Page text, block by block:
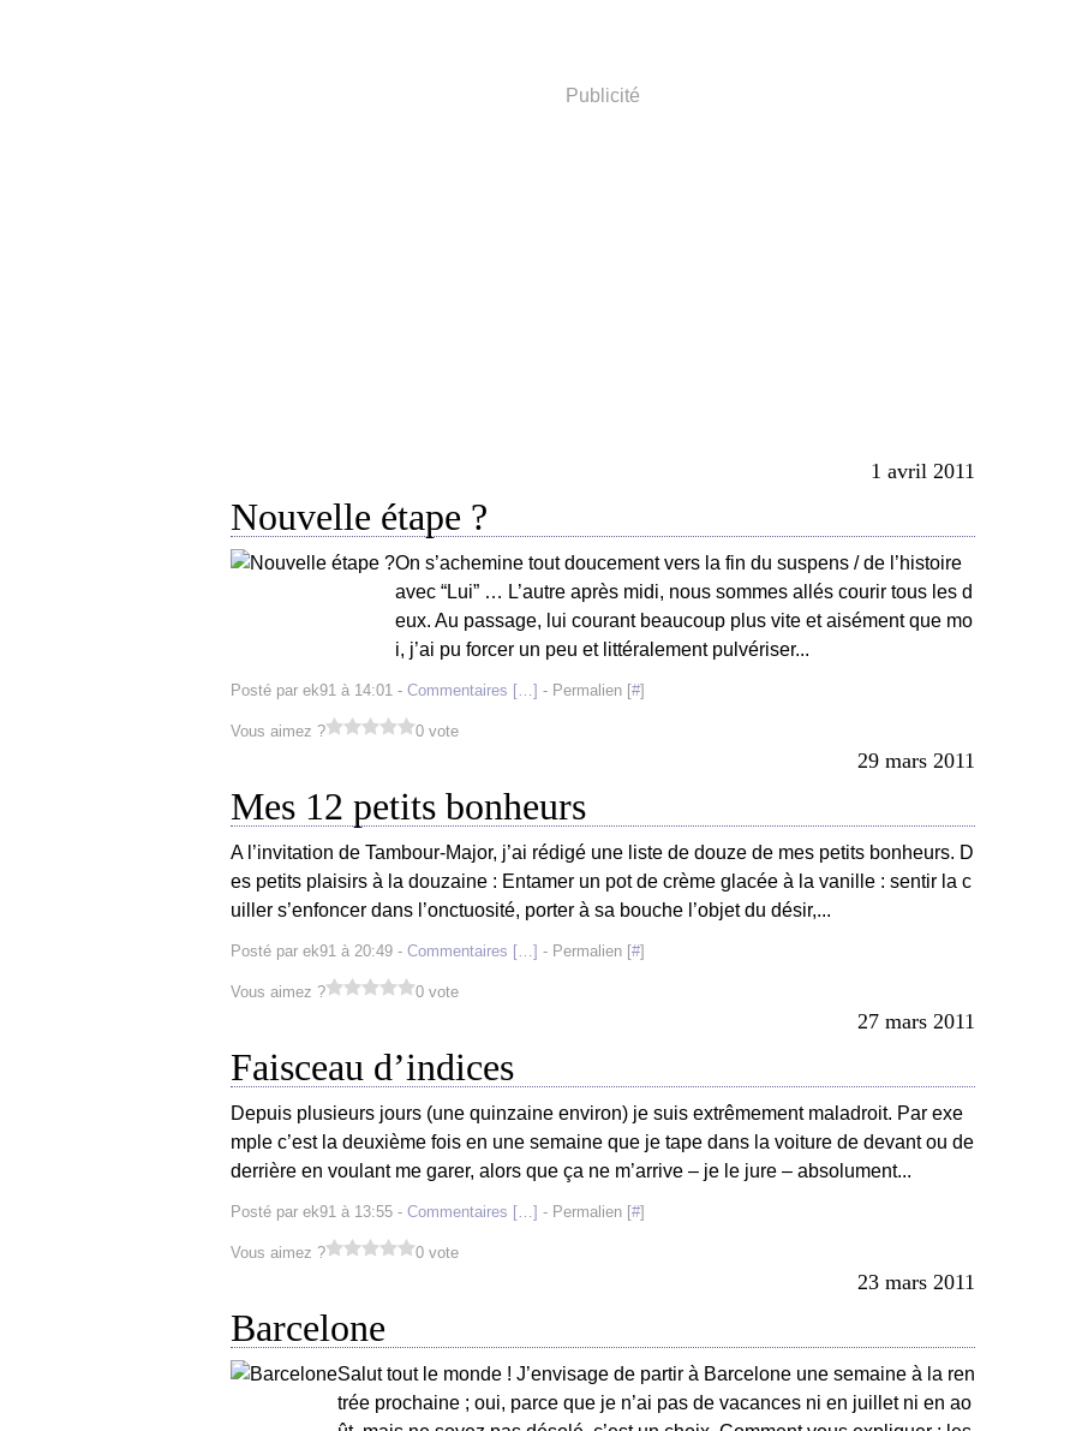
Publicité
1 avril 2011
Nouvelle étape ?
On s’achemine tout doucement vers la fin du suspens / de l’histoire
avec “Lui” … L’autre après midi, nous sommes allés courir tous les d
eux. Au passage, lui courant beaucoup plus vite et aisément que mo
i, j’ai pu forcer un peu et littéralement pulvériser...
Posté par ek91 à 14:01 - Commentaires […] - Permalien [#]
Vous aimez ? 0 vote
29 mars 2011
Mes 12 petits bonheurs
A l’invitation de Tambour-Major, j’ai rédigé une liste de douze de mes petits bonheurs. D
es petits plaisirs à la douzaine : Entamer un pot de crème glacée à la vanille : sentir la c
uiller s’enfoncer dans l’onctuosité, porter à sa bouche l’objet du désir,...
Posté par ek91 à 20:49 - Commentaires […] - Permalien [#]
Vous aimez ? 0 vote
27 mars 2011
Faisceau d’indices
Depuis plusieurs jours (une quinzaine environ) je suis extrêmement maladroit. Par exe
mple c’est la deuxième fois en une semaine que je tape dans la voiture de devant ou de
derrière en voulant me garer, alors que ça ne m’arrive – je le jure – absolument...
Posté par ek91 à 13:55 - Commentaires […] - Permalien [#]
Vous aimez ? 0 vote
23 mars 2011
Barcelone
Salut tout le monde ! J’envisage de partir à Barcelone une semaine à la ren
trée prochaine ; oui, parce que je n’ai pas de vacances ni en juillet ni en ao